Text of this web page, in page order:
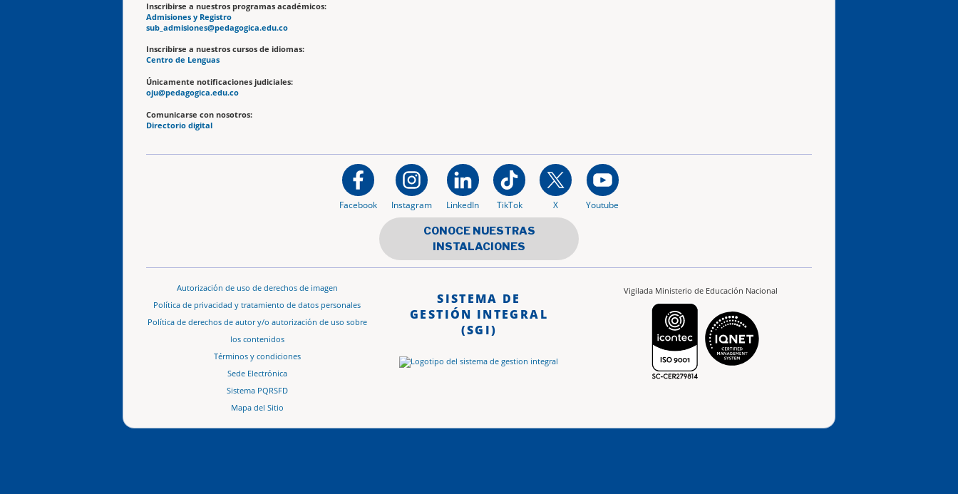
Inscribirse a nuestros programas académicos:
Admisiones y Registro
sub_admisiones@pedagogica.edu.co
Inscribirse a nuestros cursos de idiomas:
Centro de Lenguas
Únicamente notificaciones judiciales:
oju@pedagogica.edu.co
Comunicarse con nosotros:
Directorio digital
Facebook Instagram LinkedIn TikTok X Youtube
CONOCE NUESTRAS
INSTALACIONES
Autorización de uso de derechos de imagen
Política de privacidad y tratamiento de datos personales
Política de derechos de autor y/o autorización de uso sobre
los contenidos
Términos y condiciones
Sede Electrónica
Sistema PQRSFD
Mapa del Sitio
SISTEMA DE
GESTIÓN INTEGRAL
(SGI)
Vigilada Ministerio de Educación Nacional